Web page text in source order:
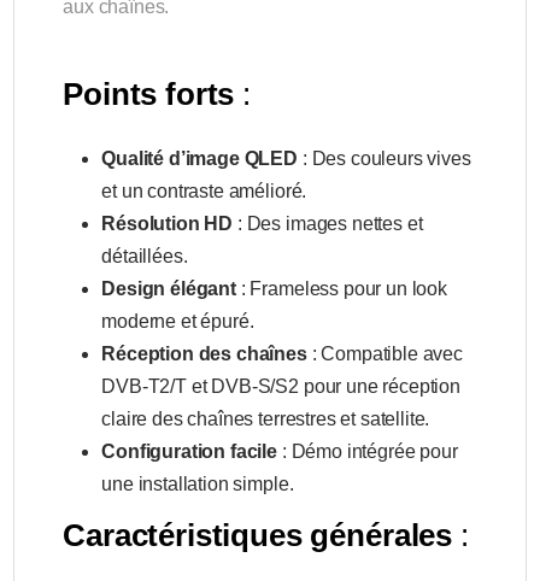
aux chaînes.
Points forts :
Qualité d’image QLED : Des couleurs vives
et un contraste amélioré.
Résolution HD : Des images nettes et
détaillées.
Design élégant: Frameless pour un look
moderne et épuré.
Réception des chaînes: Compatible avec
DVB-T2/T et DVB-S/S2 pour une réception
claire des chaînes terrestres et satellite.
Configuration facile : Démo intégrée pour
une installation simple.
Caractéristiques générales :